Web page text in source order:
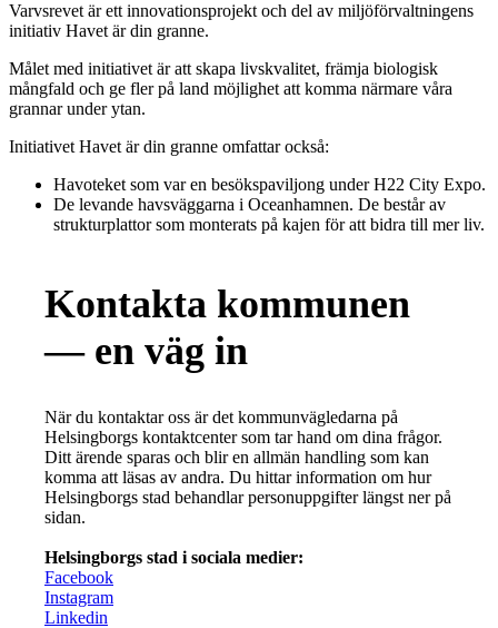
Varvsrevet är ett innovationsprojekt och del av miljöförvaltningens
initiativ Havet är din granne.
Målet med initiativet är att skapa livskvalitet, främja biologisk
mångfald och ge fler på land möjlighet att komma närmare våra
grannar under ytan.
Initiativet Havet är din granne omfattar också:
Havoteket som var en besökspaviljong under H22 City Expo.
De levande havsväggarna i Oceanhamnen. De består av
strukturplattor som monterats på kajen för att bidra till mer liv.
Kontakta kommunen
— en väg in
När du kontaktar oss är det kommunvägledarna på
Helsingborgs kontaktcenter som tar hand om dina frågor.
Ditt ärende sparas och blir en allmän handling som kan
komma att läsas av andra. Du hittar information om hur
Helsingborgs stad behandlar personuppgifter längst ner på
sidan.
Helsingborgs stad i sociala medier:
Facebook
Instagram
Linkedin